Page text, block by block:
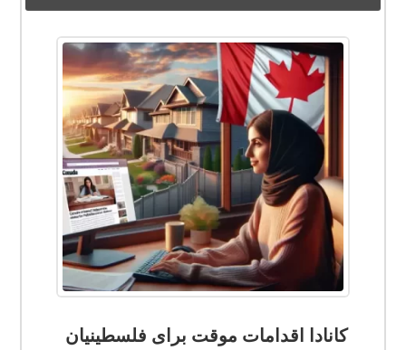
کانادا اقدامات موقت برای فلسطینیان